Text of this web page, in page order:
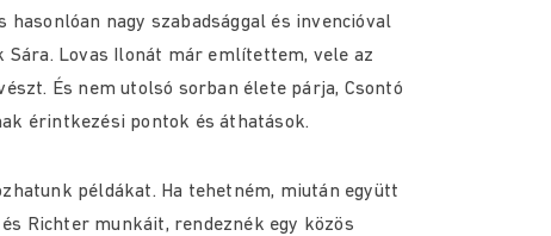
hasonlóan nagy szabadsággal és invencióval
Sára. Lovas Ilonát már említettem, vele az
És nem utolsó sorban élete párja, Csontó
érintkezési pontok és áthatások.
példákat. Ha tehetném, miután együtt
Richter munkáit, rendeznék egy közös